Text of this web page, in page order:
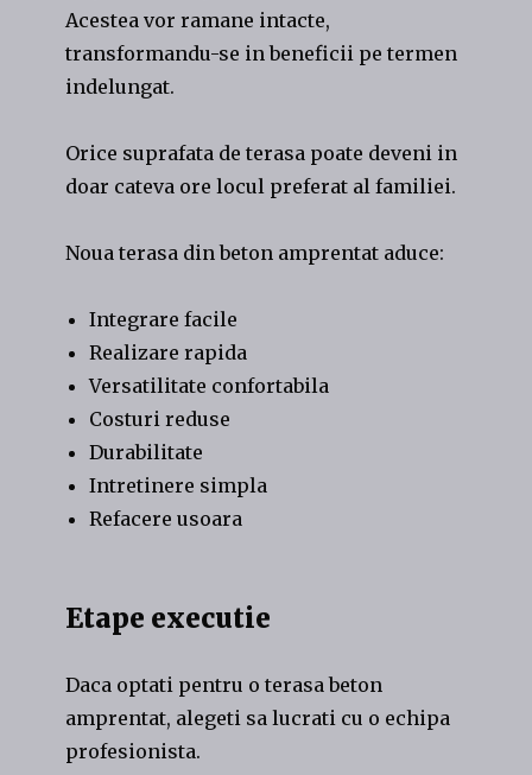
Acestea vor ramane intacte,
transformandu-se in beneficii pe termen
indelungat.
Orice suprafata de terasa poate deveni in
doar cateva ore locul preferat al familiei.
Noua terasa din beton amprentat aduce:
Integrare facile
Realizare rapida
Versatilitate confortabila
Costuri reduse
Durabilitate
Intretinere simpla
Refacere usoara
Etape executie
Daca optati pentru o terasa beton
amprentat, alegeti sa lucrati cu o echipa
profesionista.